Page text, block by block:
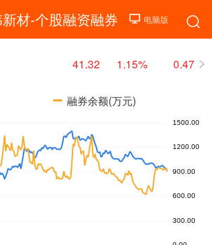
材-个股融资融券
41.32 1.15% 0.47
融券余额(万元)